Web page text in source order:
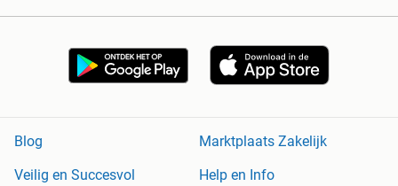
Blog
Marktplaats Zakelijk
Veilig en Succesvol
Help en Info